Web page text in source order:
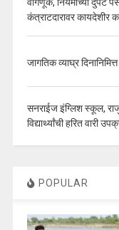
कंत्राटदारावर कायदेशीर
जागतिक व्याघ्र
सनराईज इंग्लिश स्कूल,
विद्यार्थ्यांची हरित वारी
POPULAR